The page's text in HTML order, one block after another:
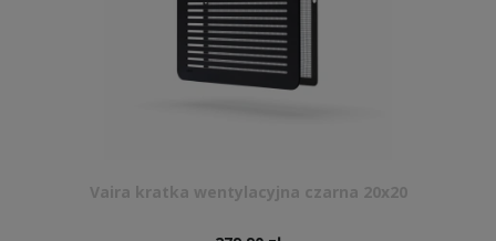
Vaira kratka wentylacyjna czarna 20x20